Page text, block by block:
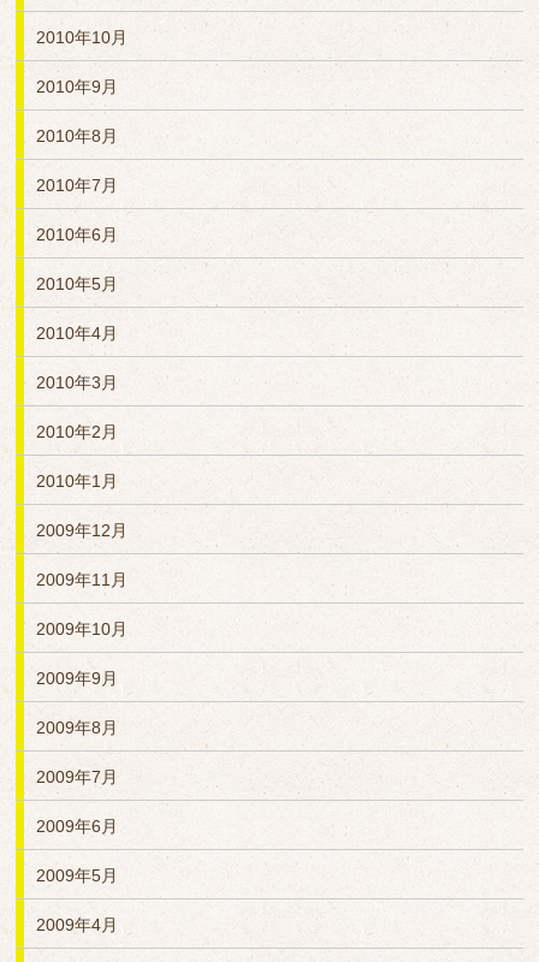
2010年10月
2010年9月
2010年8月
2010年7月
2010年6月
2010年5月
2010年4月
2010年3月
2010年2月
2010年1月
2009年12月
2009年11月
2009年10月
2009年9月
2009年8月
2009年7月
2009年6月
2009年5月
2009年4月